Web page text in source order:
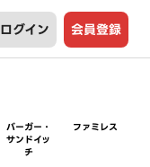
ログイン 会員登録
バーガー・
サンドイッ
チ
ファミレス